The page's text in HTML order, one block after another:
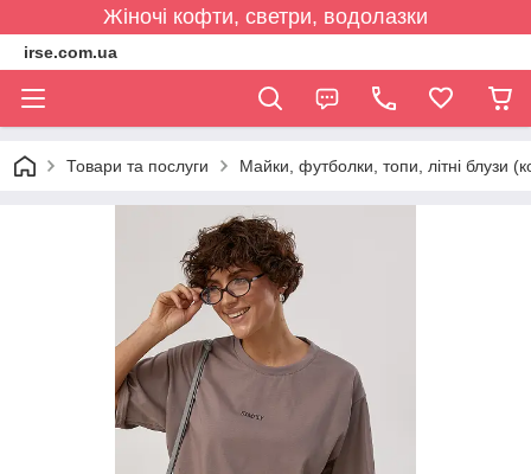
Жіночі кофти, светри, водолазки
irse.com.ua
Товари та послуги Майки, футболки, топи, літні блузи